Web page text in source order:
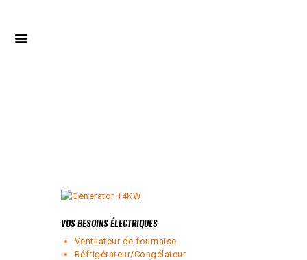
VOS BESOINS ÉLECTRIQUES
Ventilateur de fournaise
Réfrigérateur/Congélateur